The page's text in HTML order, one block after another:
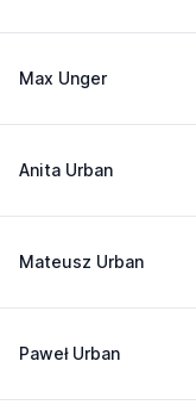
Max Unger
Anita Urban
Mateusz Urban
Paweł Urban